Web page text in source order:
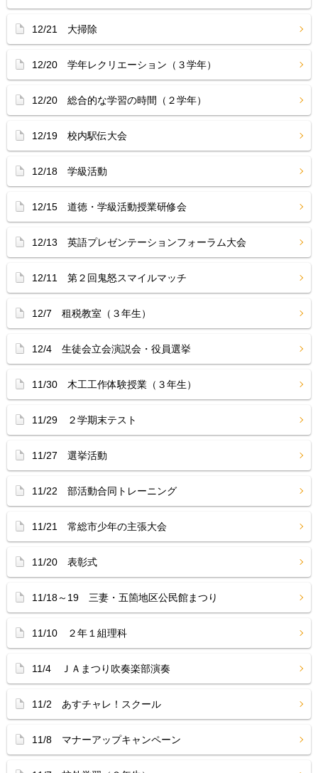
12/21 大掃除
12/20 学年レクリエーション（３学年）
12/20 総合的な学習の時間（２学年）
12/19 校内駅伝大会
12/18 学級活動
12/15 道徳・学級活動授業研修会
12/13 英語プレゼンテーションフォーラム大会
12/11 第２回鬼怒スマイルマッチ
12/7 租税教室（３年生）
12/4 生徒会立会演説会・役員選挙
11/30 木工工作体験授業（３年生）
11/29 ２学期末テスト
11/27 選挙活動
11/22 部活動合同トレーニング
11/21 常総市少年の主張大会
11/20 表彰式
11/18～19 三妻・五箇地区公民館まつり
11/10 ２年１組理科
11/4 ＪＡまつり吹奏楽部演奏
11/2 あすチャレ！スクール
11/8 マナーアップキャンペーン